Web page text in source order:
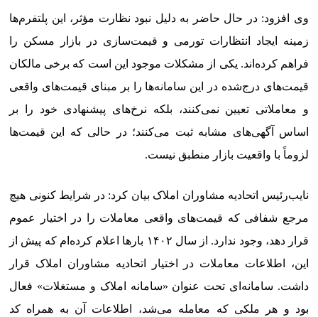
وی افزود: در حال حاضر به دلیل نبود نظارت مؤثر، این پلتفرم‌ها
زمینه ایجاد انتظارات تورمی و قیمت‌سازی در بازار مسکن را
فراهم کرده‌اند. یکی از مشکلات موجود این است که برخی مالکان
قیمت‌های درج‌شده در این سامانه‌ها را بر مبنای قیمت‌های واقعی
و معاملاتی تعیین نمی‌کنند، بلکه نرخ‌های پیشنهادی خود را بر
اساس آگهی‌های مشابه ثبت می‌کنند؛ در حالی که این قیمت‌ها
لزوماً با واقعیت بازار منطبق نیست.
نایب‌رئیس اتحادیه مشاوران املاک بیان کرد: در شرایط کنونی هیچ
مرجع شفافی که قیمت‌های واقعی معاملات را در اختیار عموم
قرار دهد، وجود ندارد. از سال ۱۴۰۲ بارها اعلام کرده‌ام که پیش از
این، اطلاعات معاملات در اختیار اتحادیه مشاوران املاک قرار
داشت. سامانه‌ای تحت عنوان «سامانه املاک و مستغلات» فعال
بود و هر ملکی که معامله می‌شد، اطلاعات آن به همراه کد